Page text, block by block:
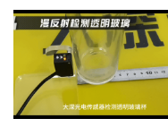
效率等。为了解决这些问题，一